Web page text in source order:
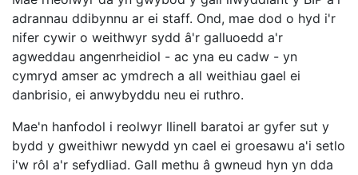
adrannau ddibynnu ar ei staff. Ond, mae dod o hyd i'r
nifer cywir o weithwyr sydd â'r galluoedd a'r
agweddau angenrheidiol - ac yna eu cadw - yn
cymryd amser ac ymdrech a all weithiau gael ei
danbrisio, ei anwybyddu neu ei ruthro.
Mae'n hanfodol i reolwyr llinell baratoi ar gyfer sut y
bydd y gweithiwr newydd yn cael ei groesawu a'i setlo
i'w rôl a'r sefydliad. Gall methu â gwneud hyn yn dda